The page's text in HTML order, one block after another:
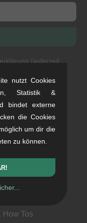
(jederzeit
& Information
Konto
How Tos
nutzt Cookies
Statistik &
bindet externe
die Cookies
um dir die
zu können.